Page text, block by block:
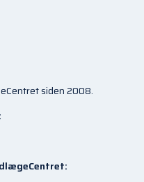
siden 2008.